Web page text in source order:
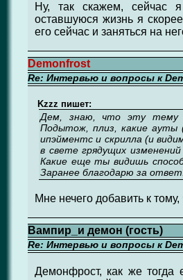
Ну, так скажем, сейчас
оставшуюся жизнь я
его сейчас и заняться на
Demonfrost
Re: Интервью и вопросы к
Kzzz пишет:
Дем, знаю, что эту тему
Подытож, плиз, какие ауты
ипэйментс и скрилла (и
в свете грядущих
Какие еще ты видишь
Заранее благодарю за ответ.
Мне нечего добавить к
Вампир_и демон (гость)
Re: Интервью и вопросы к
Демонфрост, как же